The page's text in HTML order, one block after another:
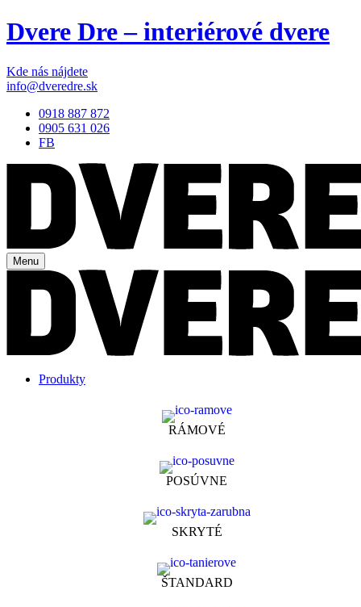
Dvere Dre – interiérové dvere
Kde nás nájdete
info@dveredre.sk
0918 887 872
0905 631 026
FB
Menu
Produkty
RÁMOVÉ
POSÚVNE
SKRYTÉ
ŠTANDARD